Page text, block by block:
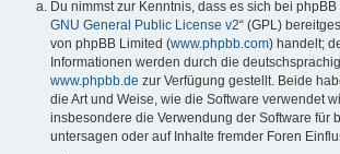
Du nimmst zur Kenntnis, dass es sich bei
GNU General Public License v2“ (GPL)
von phpBB Limited (www.phpbb.com) handelt;
Informationen werden durch die
www.phpbb.de zur Verfügung gestellt. Beide
die Art und Weise, wie die Software verwendet
insbesondere die Verwendung der Software für
untersagen oder auf Inhalte fremder Foren